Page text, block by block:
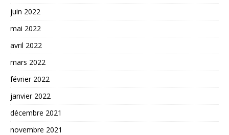
juin 2022
mai 2022
avril 2022
mars 2022
février 2022
janvier 2022
décembre 2021
novembre 2021